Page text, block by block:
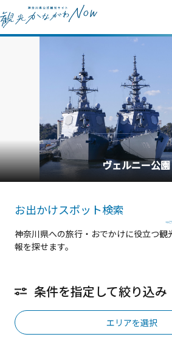
ヴェルニー公園
お出かけスポット検索
神奈川県への旅行・おでかけに役立つ観
報を探せます。
条件を指定して絞り込み
エリアを選択